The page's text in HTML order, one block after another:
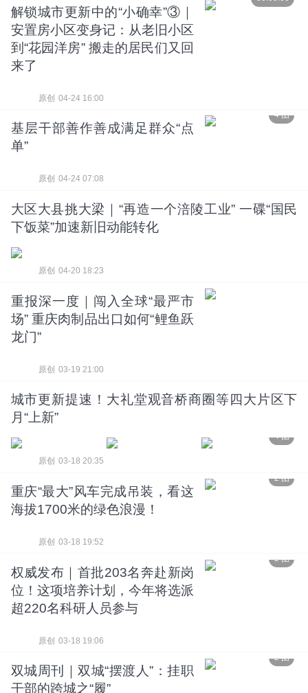
解锁城市更新中的“小确幸”③｜
安置房小区变身记：从老旧小区
到“花园洋房” 搬走的居民们又回
来了
04-24 16:00
原创
4 图
基层干部善作善成满足群众“点
单”
04-24 07:08
原创
大区大县挑大梁｜“再造一个涪陵工业” 一碟“国民
下饭菜”加速新旧动能转化
4 图
04-20 18:23
原创
重报深一度｜闯入全球“最严市
场” 重庆肉制品出口如何“鲤鱼跃
龙门”
03-19 21:00
原创
城市更新提速！大礼堂观音桥商圈等四大片区下
月“上新”
4 图
03-18 20:35
原创
2 图
重庆“最大”风车完成吊装，看这
海拔1700米的绿色浪漫！
03-18 19:52
原创
2 图
权威发布｜首批203名奔赴新岗
位！这项培养计划，今年将选派
超220名科研人员参与
03-18 19:06
原创
2 图
双城周刊｜双城“摆渡人”：挂职
干部的跨城之“履”